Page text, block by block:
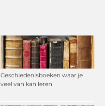
Geschiedenisboeken waar je
veel van kan leren